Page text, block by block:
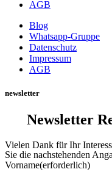
AGB
Blog
Whatsapp-Gruppe
Datenschutz
Impressum
AGB
newsletter
Newsletter
Vielen Dank für Ihr
Sie die nachstehenden
Vorname(erforderlich)